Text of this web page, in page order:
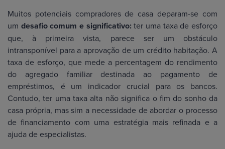
Muitos potenciais compradores de casa deparam-se com
um desafio comum e significativo:ter uma taxa de esforço
que, à primeira vista, parece ser um obstáculo
intransponível para a aprovação de um crédito habitação. A
taxa de esforço, que mede a percentagem do rendimento
do agregado familiar destinada ao pagamento de
empréstimos, é um indicador crucial para os bancos.
Contudo, ter uma taxa alta não significa o fim do sonho da
casa própria, mas sim a necessidade de abordar o processo
de financiamento com uma estratégia mais refinada e a
ajuda de especialistas.